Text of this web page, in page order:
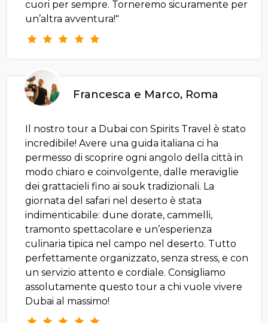
cuori per sempre. Torneremo sicuramente per
un’altra avventura!"
Francesca e Marco, Roma
Il nostro tour a Dubai con Spirits Travel è stato
incredibile! Avere una guida italiana ci ha
permesso di scoprire ogni angolo della città in
modo chiaro e coinvolgente, dalle meraviglie
dei grattacieli fino ai souk tradizionali. La
giornata del safari nel deserto è stata
indimenticabile: dune dorate, cammelli,
tramonto spettacolare e un’esperienza
culinaria tipica nel campo nel deserto. Tutto
perfettamente organizzato, senza stress, e con
un servizio attento e cordiale. Consigliamo
assolutamente questo tour a chi vuole vivere
Dubai al massimo!